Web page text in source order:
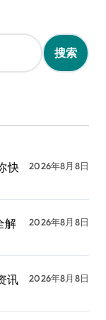
快
2026年8月8日
解
2026年8月8日
讯
2026年8月8日